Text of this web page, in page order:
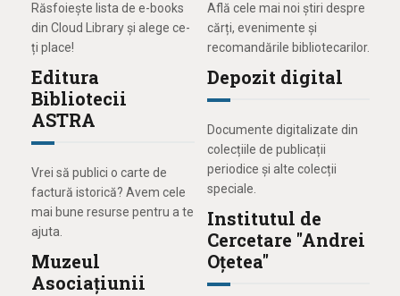
Răsfoiește lista de e-books
din Cloud Library și alege ce-
ți place!
Editura
Bibliotecii
ASTRA
Vrei să publici o carte de
factură istorică? Avem cele
mai bune resurse pentru a te
ajuta.
Muzeul
Asociațiunii
Află cele mai noi știri despre
cărți, evenimente și
recomandările bibliotecarilor.
Depozit digital
Documente digitalizate din
colecțiile de publicații
periodice și alte colecții
speciale.
Institutul de
Cercetare "Andrei
Oțetea"